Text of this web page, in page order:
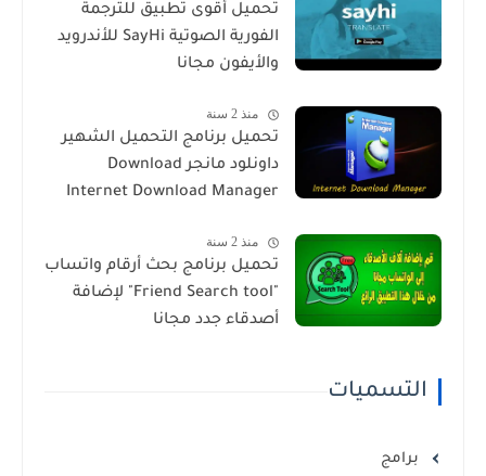
تحميل أقوى تطبيق للترجمة
الفورية الصوتية SayHi للأندرويد
والأيفون مجانا
منذ 2 سنة
تحميل برنامج التحميل الشهير
داونلود مانجر Download
Internet Download Manager
منذ 2 سنة
تحميل برنامج بحث أرقام واتساب
"Friend Search tool" لإضافة
أصدقاء جدد مجانا
التسميات
برامج